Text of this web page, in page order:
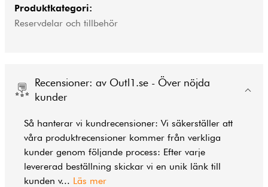
Produktkategori:
Reservdelar och tillbehör
Recensioner: av Outl1.se - Över nöjda
kunder
Så hanterar vi kundrecensioner: Vi säkerställer att
våra produktrecensioner kommer från verkliga
kunder genom följande process: Efter varje
levererad beställning skickar vi en unik länk till
kunden v... Läs mer